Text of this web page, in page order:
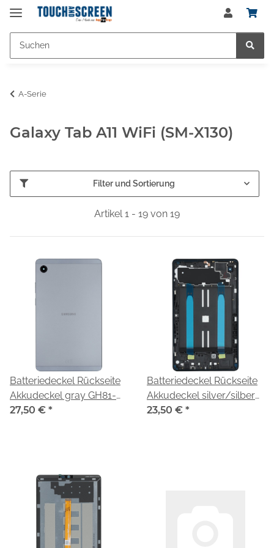
A-Serie
Galaxy Tab A11 WiFi (SM-X130)
Filter und Sortierung
Artikel 1 - 19 von 19
Batteriedeckel Rückseite
Akkudeckel gray GH81-
28363A für Samsung
27,50 € *
Batteriedeckel Rückseite
Akkudeckel silver/silber
GH81-28366A für
23,50 € *